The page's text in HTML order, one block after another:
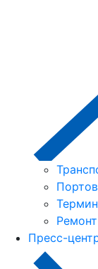
Пресс-